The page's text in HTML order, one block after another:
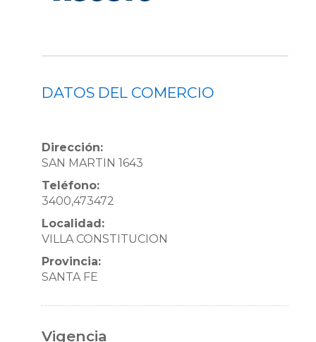
DATOS DEL COMERCIO
Dirección:
SAN MARTIN 1643
Teléfono:
3400,473472
Localidad:
VILLA CONSTITUCION
Provincia:
SANTA FE
Vigencia